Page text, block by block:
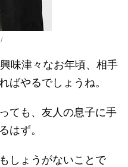
味津々なお年頃、相手
ばやるでしょうね。
ても、友人の息子に手
はず。
しょうがないことで